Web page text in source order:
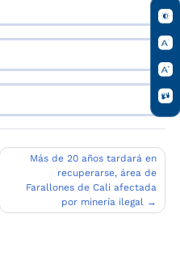
Más de 20 años tardará en
recuperarse, área de
Farallones de Cali afectada
por minería ilegal